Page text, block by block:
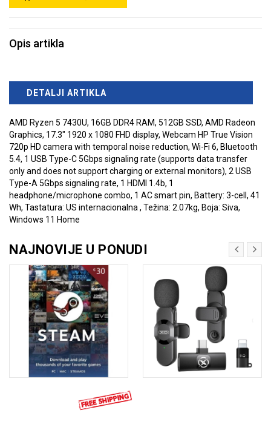
Opis artikla
DETALJI ARTIKLA
AMD Ryzen 5 7430U, 16GB DDR4 RAM, 512GB SSD, AMD Radeon
Graphics, 17.3" 1920 x 1080 FHD display, Webcam HP True Vision
720p HD camera with temporal noise reduction, Wi-Fi 6, Bluetooth
5.4, 1 USB Type-C 5Gbps signaling rate (supports data transfer
only and does not support charging or external monitors), 2 USB
Type-A 5Gbps signaling rate, 1 HDMI 1.4b, 1
headphone/microphone combo, 1 AC smart pin, Battery: 3-cell, 41
Wh, Tastatura: US internacionalna , Težina: 2.07kg, Boja: Siva,
Windows 11 Home
NAJNOVIJE U PONUDI